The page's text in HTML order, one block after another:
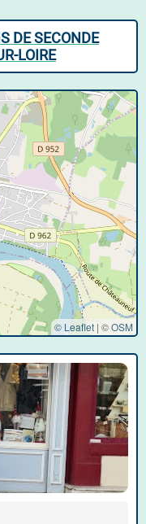
DE SECONDE
LOIRE
© Leaflet | ©OSM